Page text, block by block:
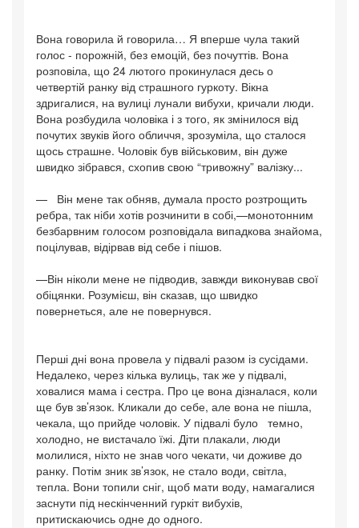
Вона говорила й говорила… Я вперше чула такий
голос - порожній, без емоцій, без почуттів. Вона
розповіла, що 24 лютого прокинулася десь о
четвертій ранку від страшного гуркоту. Вікна
здригалися, на вулиці лунали вибухи, кричали люди.
Вона розбудила чоловіка і з того, як змінилося від
почутих звуків його обличчя, зрозуміла, що сталося
щось страшне. Чоловік був військовим, він дуже
швидко зібрався, схопив свою “тривожну” валізку...
— Він мене так обняв, думала просто розтрощить
ребра, так ніби хотів розчинити в собі,—монотонним
безбарвним голосом розповідала випадкова знайома,
поцілував, відірвав від себе і пішов.
—Він ніколи мене не підводив, завжди виконував свої
обіцянки. Розумієш, він сказав, що швидко
повернеться, але не повернувся.
Перші дні вона провела у підвалі разом із сусідами.
Недалеко, через кілька вулиць, так же у підвалі,
ховалися мама і сестра. Про це вона дізналася, коли
ще був зв’язок. Кликали до себе, але вона не пішла,
чекала, що прийде чоловік. У підвалі було темно,
холодно, не вистачало їжі. Діти плакали, люди
молилися, ніхто не знав чого чекати, чи доживе до
ранку. Потім зник зв’язок, не стало води, світла,
тепла. Вони топили сніг, щоб мати воду, намагалися
заснути під нескінченний гуркіт вибухів,
притискаючись одне до одного.